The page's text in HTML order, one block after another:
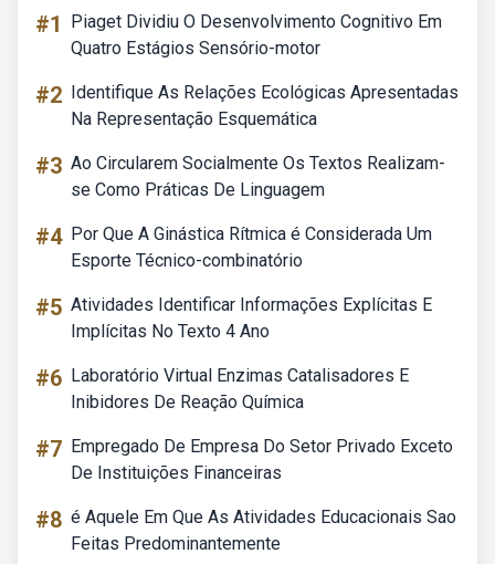
#1
Piaget Dividiu O Desenvolvimento Cognitivo Em
Quatro Estágios Sensório-motor
#2 Identifique As Relações Ecológicas Apresentadas
Na Representação Esquemática
#3 Ao Circularem Socialmente Os Textos Realizam-
se Como Práticas De Linguagem
#4 Por Que A Ginástica Rítmica é Considerada Um
Esporte Técnico-combinatório
#5 Atividades Identificar Informações Explícitas E
Implícitas No Texto 4 Ano
#6 Laboratório Virtual Enzimas Catalisadores E
Inibidores De Reação Química
#7 Empregado De Empresa Do Setor Privado Exceto
De Instituições Financeiras
#8 é Aquele Em Que As Atividades Educacionais Sao
Feitas Predominantemente